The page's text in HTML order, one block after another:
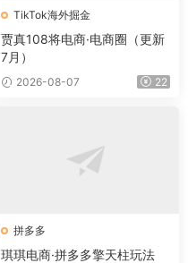
TikTok海外掘金
贾真108将电商·电商圈（更新
7月）
2026-08-07 22
拼多多
琪琪电商·拼多多擎天柱玩法